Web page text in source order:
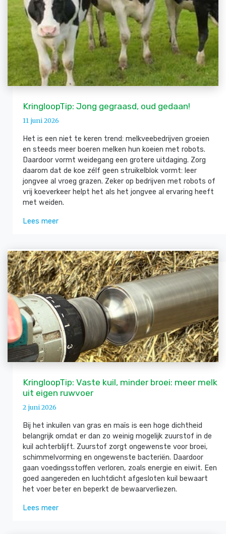
KringloopTip: Jong gegraasd, oud gedaan!
11 juni 2026
Het is een niet te keren trend: melkveebedrijven groeien
en steeds meer boeren melken hun koeien met robots.
Daardoor vormt weidegang een grotere uitdaging. Zorg
daarom dat de koe zélf geen struikelblok vormt: leer
jongvee al vroeg grazen. Zeker op bedrijven met robots of
vrij koeverkeer helpt het als het jongvee al ervaring heeft
met weiden.
Lees meer
KringloopTip: Vaste kuil, minder broei: meer melk
uit eigen ruwvoer
2 juni 2026
Bij het inkuilen van gras en maïs is een hoge dichtheid
belangrijk omdat er dan zo weinig mogelijk zuurstof in de
kuil achterblijft. Zuurstof zorgt ongewenste voor broei,
schimmelvorming en ongewenste bacteriën. Daardoor
gaan voedingsstoffen verloren, zoals energie en eiwit. Een
goed aangereden en luchtdicht afgesloten kuil bewaart
het voer beter en beperkt de bewaarverliezen.
Lees meer